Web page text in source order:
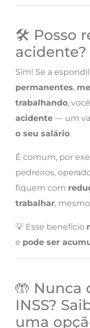
🛠️ Posso
acidente?
Sim! Se a
permanentes,
trabalhando,
acidente — um
o seu salário.
É comum, por
pedreiros,
fiquem com
trabalhar,
💡 Esse benefício
e pode ser
🤲 Nunca
INSS?
uma